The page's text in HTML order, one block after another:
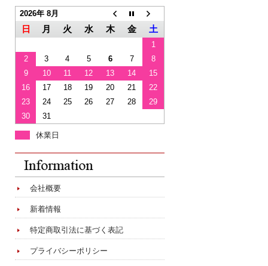
2026年 8月
日 月 火 水 木 金 土
1
2
3 4 5 6 7
8
9
10 11 12 13 14
15
16
17 18 19 20 21
22
23
24 25 26 27 28
29
30
31
休業日
会社概要
新着情報
特定商取引法に基づく表記
プライバシーポリシー